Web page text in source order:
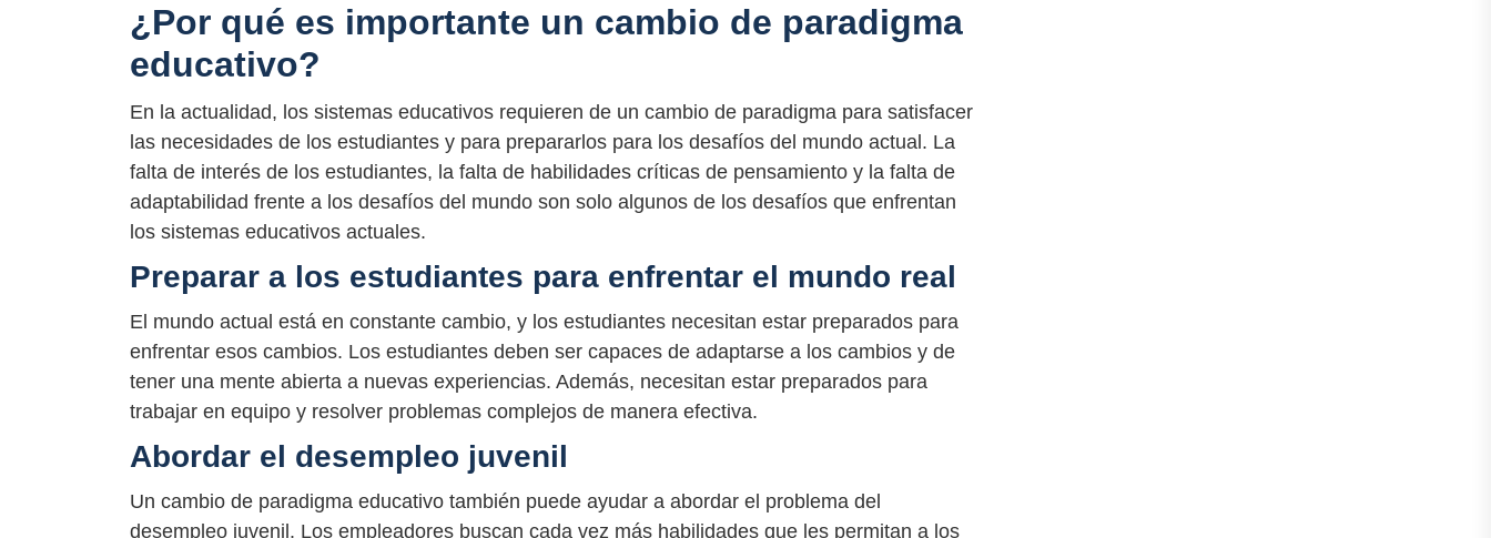
¿Por qué es importante un cambio de paradigma
educativo?
En la actualidad, los sistemas educativos requieren de un cambio de paradigma para satisfacer
las necesidades de los estudiantes y para prepararlos para los desafíos del mundo actual. La
falta de interés de los estudiantes, la falta de habilidades críticas de pensamiento y la falta de
adaptabilidad frente a los desafíos del mundo son solo algunos de los desafíos que enfrentan
los sistemas educativos actuales.
Preparar a los estudiantes para enfrentar el mundo real
El mundo actual está en constante cambio, y los estudiantes necesitan estar preparados para
enfrentar esos cambios. Los estudiantes deben ser capaces de adaptarse a los cambios y de
tener una mente abierta a nuevas experiencias. Además, necesitan estar preparados para
trabajar en equipo y resolver problemas complejos de manera efectiva.
Abordar el desempleo juvenil
Un cambio de paradigma educativo también puede ayudar a abordar el problema del
desempleo juvenil. Los empleadores buscan cada vez más habilidades que les permitan a los